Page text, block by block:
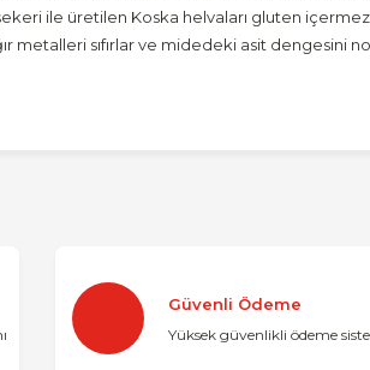
ile üretilen Koska helvaları gluten
metalleri sıfırlar ve midedeki asit dengesini
Yorum Yaz
Güvenli Ödeme
Yüksek güvenlikli ödeme